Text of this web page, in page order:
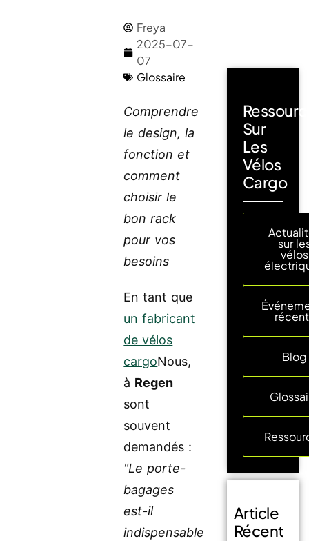
Freya
2025-07-
07
Glossaire
Comprendre
le design, la
fonction et
comment
choisir le
bon rack
pour vos
besoins
En tant que
un fabricant
de vélos
cargoNous,
à Regen
sont
souvent
demandés :
"Le porte-
bagages
est-il
indispensable
Sur
Les
Vélos
Cargo
sur
vélos
Blog
Article
Récent